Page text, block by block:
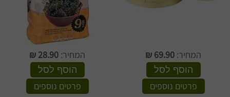
המחיר: 69.90
₪
הוסף לסל
פרטים נוספים
המחיר: 28.90
₪
הוסף לסל
פרטים נוספים